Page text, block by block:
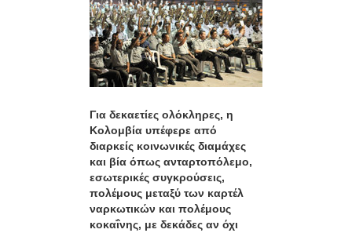
Για δεκαετίες ολόκληρες, η
Κολομβία υπέφερε από
διαρκείς κοινωνικές διαμάχες
και βία όπως ανταρτοπόλεμο,
εσωτερικές συγκρούσεις,
πολέμους μεταξύ των καρτέλ
ναρκωτικών και πολέμους
κοκαΐνης, με δεκάδες αν όχι